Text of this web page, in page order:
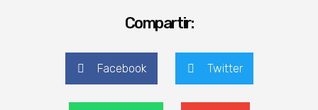
Compartir:
Facebook Twitter